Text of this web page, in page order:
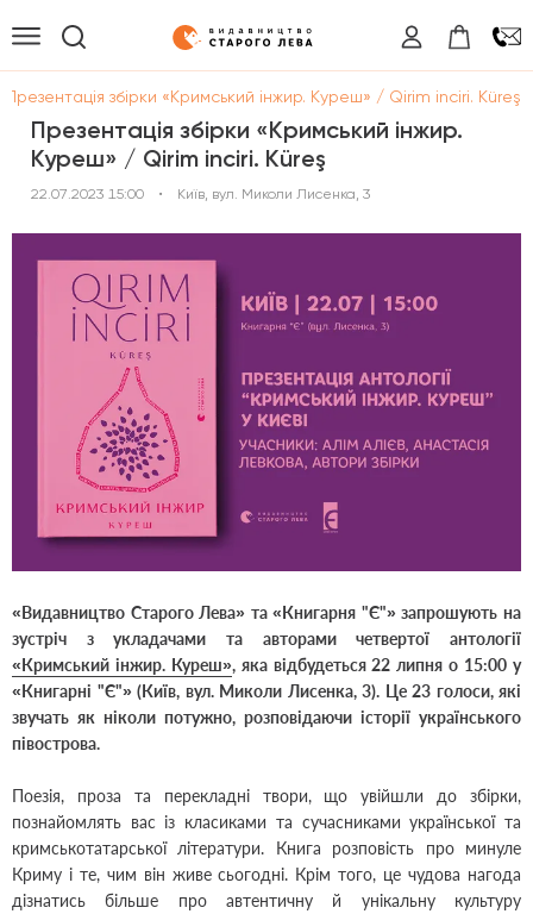
Презентація збірки «Кримський інжир. Куреш» / Qirim inciri. Küreş
Презентація збірки «Кримський інжир.
Куреш» / Qirim inciri. Küreş
22.07.2023 15:00 • Київ, вул. Миколи Лисенка, 3
«Видавництво Старого Лева» та «Книгарня "Є"» запрошують на
зустріч з укладачами та авторами четвертої антології
«Кримський інжир. Куреш», яка відбудеться 22 липня о 15:00 у
«Книгарні "Є"»(Київ, вул. Миколи Лисенка, 3). Це 23 голоси, які
звучать як ніколи потужно, розповідаючи історії українського
півострова.
Поезія, проза та перекладні твори, що увійшли до збірки,
познайомлять вас із класиками та сучасниками української та
кримськотатарської літератури. Книга розповість про минуле
Криму і те, чим він живе сьогодні. Крім того, це чудова нагода
дізнатись більше про автентичну й унікальну культуру